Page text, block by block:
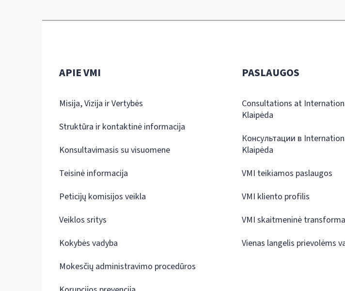
APIE VMI
Misija, Vizija ir Vertybės
Struktūra ir kontaktinė informacija
Konsultavimasis su visuomene
Teisinė informacija
Peticijų komisijos veikla
Veiklos sritys
Kokybės vadyba
Mokesčių administravimo procedūros
PASLAUGOS
Consultations at
Klaipėda
Консультации в
Klaipėda
VMI teikiamos paslaugos
VMI kliento profilis
VMI skaitmeninė
Vienas langelis prievolėms